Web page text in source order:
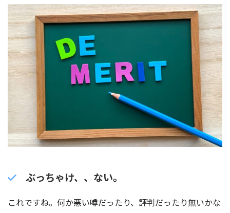
ぶっちゃけ、、ない。
これですね。何か悪い噂だったり、評判だったり無いかな